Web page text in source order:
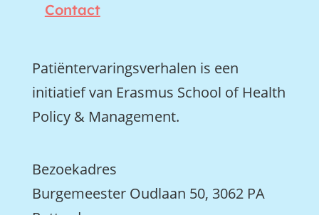
Contact
Patiëntervaringsverhalen is een
initiatief van Erasmus School of Health
Policy & Management.
Bezoekadres
Burgemeester Oudlaan 50, 3062 PA